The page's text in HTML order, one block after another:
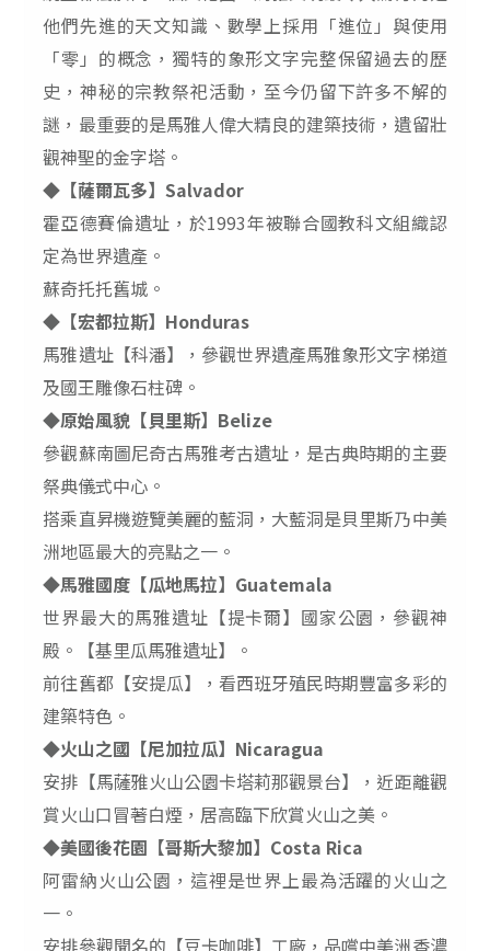
他們先進的天文知識、數學上採用「進位」與使用
「零」的概念，獨特的象形文字完整保留過去的歷
史，神秘的宗教祭祀活動，至今仍留下許多不解的
謎，最重要的是馬雅人偉大精良的建築技術，遺留壯
觀神聖的金字塔。
◆ 【薩爾瓦多】Salvador
霍亞德賽倫遺址，於1993年被聯合國教科文組織認
定為世界遺產。
蘇奇托托舊城。
◆ 【宏都拉斯】 Honduras
馬雅遺址【科潘】，參觀世界遺產馬雅象形文字梯道
及國王雕像石柱碑。
◆原始風貌【貝里斯】 Belize
參觀蘇南圖尼奇古馬雅考古遺址，是古典時期的主要
祭典儀式中心。
搭乘直昇機遊覽美麗的藍洞，大藍洞是貝里斯乃中美
洲地區最大的亮點之一。
◆馬雅國度【瓜地馬拉】 Guatemala
世界最大的馬雅遺址【提卡爾】國家公園，參觀神
殿。【基里瓜馬雅遺址】。
前往舊都【安提瓜】，看西班牙殖民時期豐富多彩的
建築特色。
◆火山之國【尼加拉瓜】 Nicaragua
安排【馬薩雅火山公園卡塔莉那觀景台】，近距離觀
賞火山口冒著白煙，居高臨下欣賞火山之美。
◆美國後花園【哥斯大黎加】 Costa Rica
阿雷納火山公園，這裡是世界上最為活躍的火山之
一。
安排參觀聞名的【豆卡咖啡】工廠，品嚐中美洲香濃